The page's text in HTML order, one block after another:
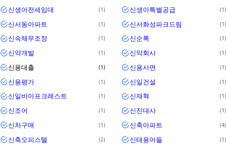
신생아전세임대 1 신생아특별공급 1
신서동아파트 1 신서화성파크드림 1
신속채무조정 1 신순록 1
신약개발 1 신약회사 1
신용대출 1 신용사면 1
신용평가 1 신일건설 1
신일비아프크레스트 1 신재혁 1
신조어 1 신진대사 1
신차구매 1 신축아파트 4
신축오피스텔 2 신태용아들 1